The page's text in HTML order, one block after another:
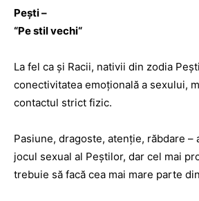
Peşti –
“Pe stil vechi“
La fel ca şi Racii, nativii din zodia
conectivitatea emoţională a sexului,
contactul strict fizic.
Pasiune, dragoste, atenţie, răbdare –
jocul sexual al Peştilor, dar cel mai
trebuie să facă cea mai mare parte